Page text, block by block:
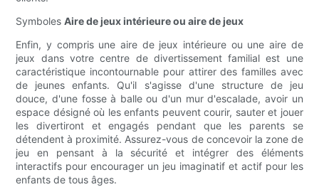
SymbolesAire de jeux intérieure ou aire de jeux
Enfin, y compris une aire de jeux intérieure ou une aire de
jeux dans votre centre de divertissement familial est une
caractéristique incontournable pour attirer des familles avec
de jeunes enfants. Qu'il s'agisse d'une structure de jeu
douce, d'une fosse à balle ou d'un mur d'escalade, avoir un
espace désigné où les enfants peuvent courir, sauter et jouer
les divertiront et engagés pendant que les parents se
détendent à proximité. Assurez-vous de concevoir la zone de
jeu en pensant à la sécurité et intégrer des éléments
interactifs pour encourager un jeu imaginatif et actif pour les
enfants de tous âges.